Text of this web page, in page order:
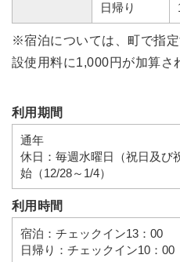
日帰り
※宿泊については、町で指
設使用料に1,000円が加算さ
利用期間
通年
休日：毎週水曜日（祝日及び
始（12/28～1/4）
利用時間
宿泊：チェックイン13：00
日帰り：チェックイン10：00